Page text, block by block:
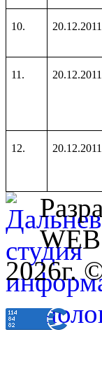
10. 20.12.2011
11. 20.12.2011
12. 20.12.2011
2026г.